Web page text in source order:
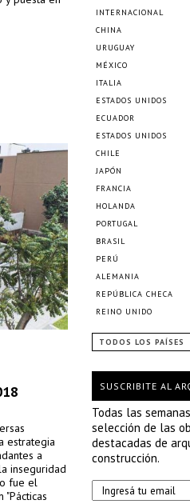
estrategia
a
inseguridad
fue el
INTERNACIONAL
CHINA
URUGUAY
MÉXICO
ITALIA
ESTADOS UNIDOS
ECUADOR
ESTADOS UNIDOS
CHILE
JAPÓN
FRANCIA
HOLANDA
PORTUGAL
BRASIL
PERÚ
ALEMANIA
REPÚBLICA CHECA
REINO UNIDO
TODOS LOS PAÍSES
SUSCRIBITE AL
Todas las
selección de las
destacadas de
construcción.